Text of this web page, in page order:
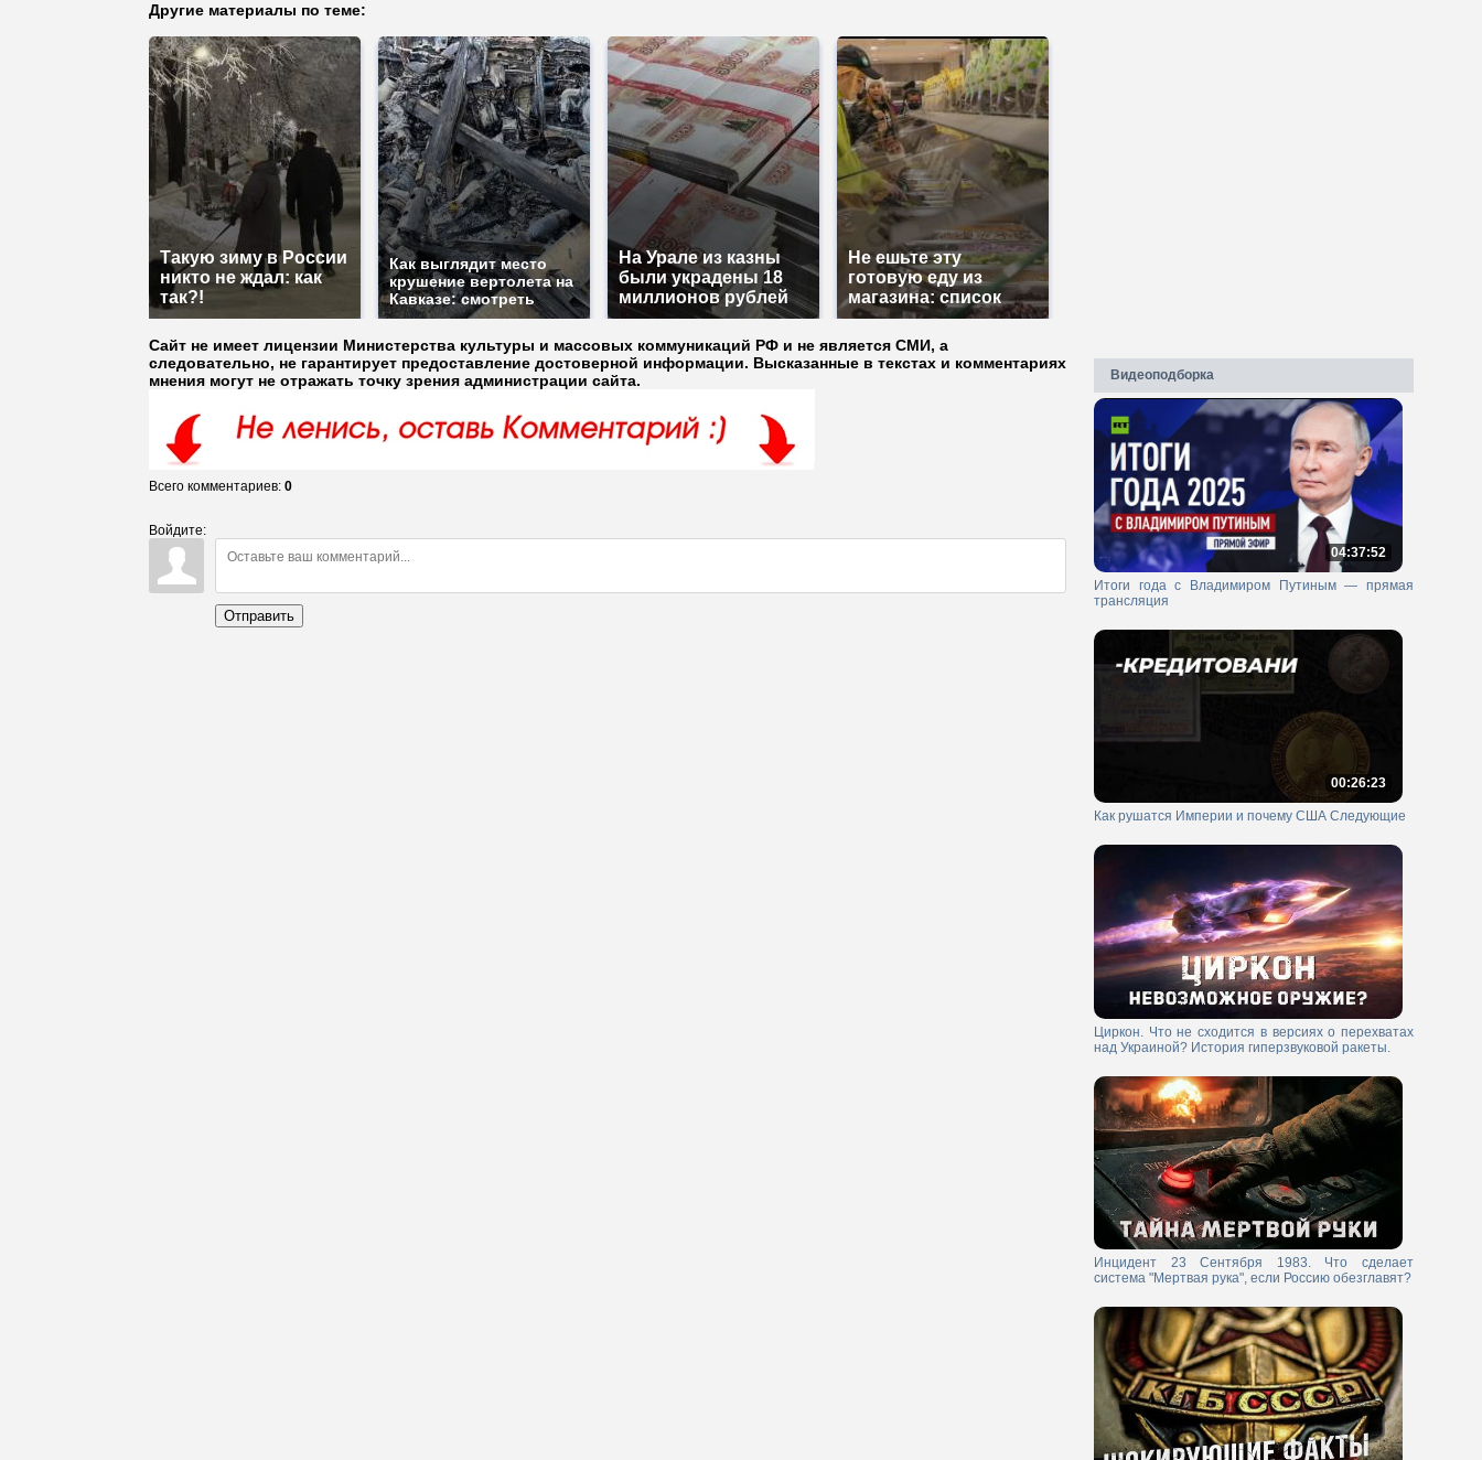
Другие материалы по теме:
Такую зиму в России
никто не ждал: как
так?!
Как выглядит место
крушение вертолета на
Кавказе: смотреть
На Урале из казны
были украдены 18
миллионов рублей
Не ешьте эту
готовую еду из
магазина: список
Сайт не имеет лицензии Министерства культуры и массовых коммуникаций РФ и не является СМИ, а
следовательно, не гарантирует предоставление достоверной информации. Высказанные в текстах и комментариях
мнения могут не отражать точку зрения администрации сайта.
Всего комментариев: 0
Войдите:
Отправить
Видеоподборка
04:37:52
Итоги года с Владимиром Путиным — прямая
трансляция
00:26:23
Как рушатся Империи и почему США Следующие
Циркон. Что не сходится в версиях о перехватах
над Украиной? История гиперзвуковой ракеты.
Инцидент 23 Сентября 1983. Что сделает
система "Мертвая рука", если Россию обезглавят?